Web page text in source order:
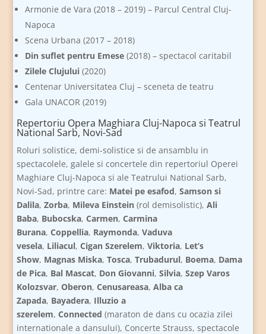
Armonie de Vara (2018 – 2019) – Parcul Central Cluj-
Napoca
Scena Urbana (2017 – 2018)
Din suflet pentru Emese (2018) – spectacol caritabil
Zilele Clujului (2020)
Centenar Universitatea Cluj – sceneta de teatru
Gala UNACOR (2019)
Repertoriu Opera Maghiara Cluj-Napoca si Teatrul
National Sarb, Novi-Sad
Roluri solistice, demi-solistice si de ansamblu in
spectacolele, galele si concertele din repertoriul Operei
Maghiare Cluj-Napoca si ale Teatrului National Sarb,
Novi-Sad, printre care: Matei pe esafod,Samson si
Dalila,Zorba, Mileva Einstein (rol demisolistic),Ali
Baba, Bubocska,Carmen,Carmina
Burana,Coppellia, Raymonda,Vaduva
vesela, Liliacul,Cigan Szerelem,Viktoria, Let’s
Show, Magnas Miska,Tosca,Trubadurul, Boema, Dama
de Pica, Bal Mascat, Don Giovanni,Silvia,Szep Varos
Kolozsvar,Oberon,Cenusareasa,Alba ca
Zapada, Bayadera, Illuzio a
szerelem,Connected (maraton de dans cu ocazia zilei
internationale a dansului), Concerte Strauss, spectacole